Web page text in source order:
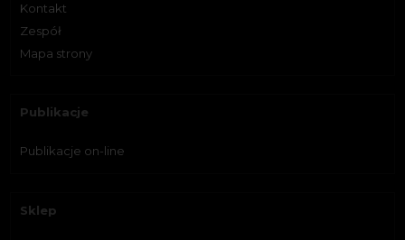
Kontakt
Zespół
Mapa strony
Publikacje
Publikacje on-line
Sklep